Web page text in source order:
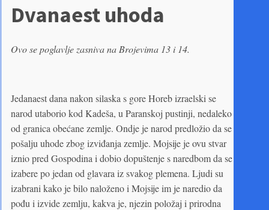
Dvanaest uhoda
Ovo se poglavlje zasniva na Brojevima 13 i 14.
Jedanaest dana nakon silaska s gore Horeb izraelski se
narod utaborio kod Kadeša, u Paranskoj pustinji, nedaleko
od granica obećane zemlje. Ondje je narod predložio da se
pošalju uhode zbog izviđanja zemlje. Mojsije je ovu stvar
iznio pred Gospodina i dobio dopuštenje s naredbom da se
izabere po jedan od glavara iz svakog plemena. Ljudi su
izabrani kako je bilo naloženo i Mojsije im je naredio da
pođu i izvide zemlju, kakva je, njezin položaj i prirodna